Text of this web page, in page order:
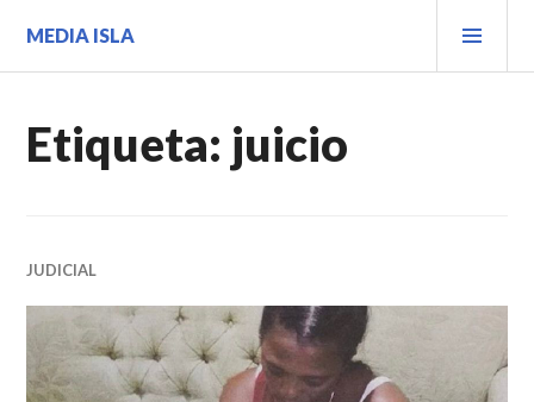
contenido.
MEDIA ISLA
Etiqueta: juicio
JUDICIAL